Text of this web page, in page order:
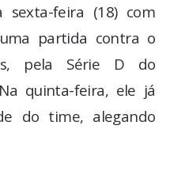
feira (18) com
partida contra o
pela Série D do
quinta-feira, ele já
do time, alegando